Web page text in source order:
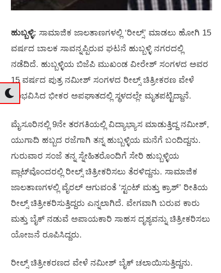
ಹುಬ್ಬಳ್ಳಿ: ಸಾಮಾಜಿಕ ಜಾಲತಾಣಗಳಲ್ಲಿ ‘ರೀಲ್ಸ್’ ಮಾಡಲು ಹೋಗಿ 15
ವರ್ಷದ ಬಾಲಕ ಸಾವನ್ನಪ್ಪಿರುವ ಘಟನೆ ಹುಬ್ಬಳ್ಳಿ ನಗರದಲ್ಲಿ
ನಡೆದಿದೆ. ಹುಬ್ಬಳ್ಳಿಯ ಬಿಜೆಪಿ ಮುಖಂಡ ವೀರೇಶ್ ಸಂಗಳದ ಅವರ
15 ವರ್ಷದ ಪುತ್ರ ನಮೀಶ್ ಸಂಗಳದ ರೀಲ್ಸ್ ಚಿತ್ರೀಕರಣ ವೇಳೆ
ಸಂಭವಿಸಿದ ಭೀಕರ ಅಪಘಾತದಲ್ಲಿ ಸ್ಥಳದಲ್ಲೇ ಮೃತಪಟ್ಟಿದ್ದಾನೆ.
ಮೈಸೂರಿನಲ್ಲಿ 9ನೇ ತರಗತಿಯಲ್ಲಿ ವಿದ್ಯಾಭ್ಯಾಸ ಮಾಡುತ್ತಿದ್ದ ನಮೀಶ್,
ಯುಗಾದಿ ಹಬ್ಬದ ರಜೆಗಾಗಿ ತನ್ನ ಹುಬ್ಬಳ್ಳಿಯ ಮನೆಗೆ ಬಂದಿದ್ದನು.
ಗುರುವಾರ ಸಂಜೆ ತನ್ನ ಸ್ನೇಹಿತರೊಂದಿಗೆ ಸೇರಿ ಹುಬ್ಬಳ್ಳಿಯ
ಪ್ಲಾಟ್‌ವೊಂದರಲ್ಲಿ ರೀಲ್ಸ್ ಚಿತ್ರೀಕರಿಸಲು ತೆರಳಿದ್ದನು. ಸಾಮಾಜಿಕ
ಜಾಲತಾಣಗಳಲ್ಲಿ ವೈರಲ್ ಆಗುವಂತೆ ‘ಸ್ಟಂಟ್ ಮತ್ತು ಕ್ರಾಶ್’ ರೀತಿಯ
ರೀಲ್ಸ್ ಚಿತ್ರೀಕರಿಸುತ್ತಿದ್ದರು ಎನ್ನಲಾಗಿದೆ. ವೇಗವಾಗಿ ಬರುವ ಕಾರು
ಮತ್ತು ಬೈಕ್ ನಡುವೆ ಅಪಾಯಕಾರಿ ಸಾಹಸ ದೃಶ್ಯವನ್ನು ಚಿತ್ರೀಕರಿಸಲು
ಯೋಜನೆ ರೂಪಿಸಿದ್ದರು.
ರೀಲ್ಸ್ ಚಿತ್ರೀಕರಣದ ವೇಳೆ ನಮೀಶ್ ಬೈಕ್ ಚಲಾಯಿಸುತ್ತಿದ್ದನು.